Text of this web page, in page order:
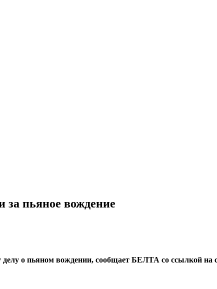
за пьяное вождение
делу о пьяном вождении, сообщает БЕЛТА со ссылкой